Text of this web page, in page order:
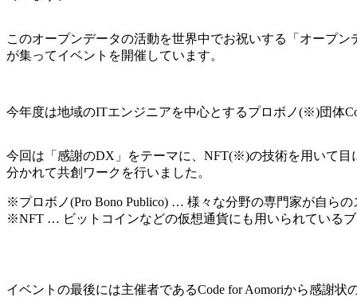
このオープンデータの活動を世界中でお祝いする「オープ
が集ってイベントを開催しています。
今年度は地域のITエンジニアを中心とするプロボノ(※)団体
今回は「感謝のDX」をテーマに、NFT(※)の技術を用いて目
分かれて共創ワークを行いました。
※プロボノ(Pro Bono Publico) … 様々な分野の専門家が自ら
※NFT … ビットコインなどの仮想通貨にも用いられている
イベントの最後には主催者であるCode for Aomoriから感謝